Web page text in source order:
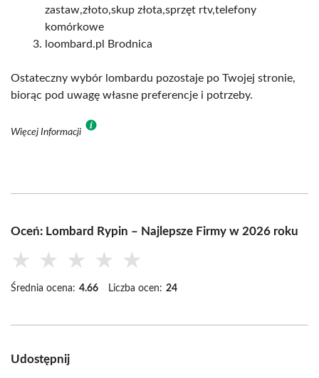
zastaw,złoto,skup złota,sprzęt rtv,telefony
komórkowe
loombard.pl Brodnica
Ostateczny wybór lombardu pozostaje po Twojej stronie,
biorąc pod uwagę własne preferencje i potrzeby.
Więcej Informacji
Oceń: Lombard Rypin – Najlepsze Firmy w 2026 roku
★ ★ ★ ★ ★
Średnia ocena: 4.66 Liczba ocen: 24
Udostępnij